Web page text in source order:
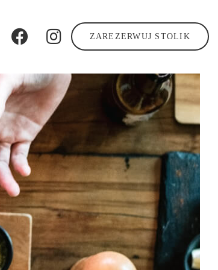
ZAREZERWUJ STOLIK